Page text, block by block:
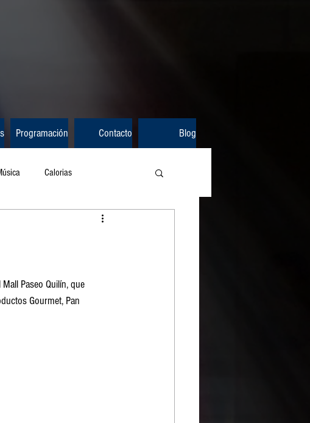
Programación Contacto Blog
Calorias
Educación
Paseo Quilín, que
Gourmet, Pan